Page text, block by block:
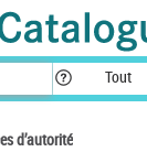
Tout
d’autorité